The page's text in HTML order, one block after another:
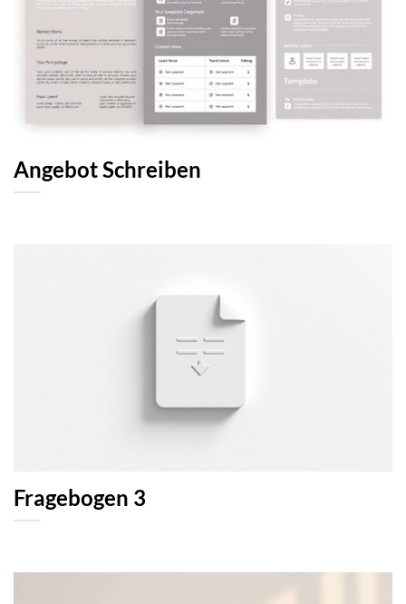
Angebot Schreiben
Fragebogen 3